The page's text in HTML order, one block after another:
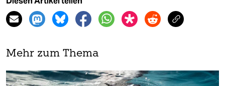
Mehr zum Thema